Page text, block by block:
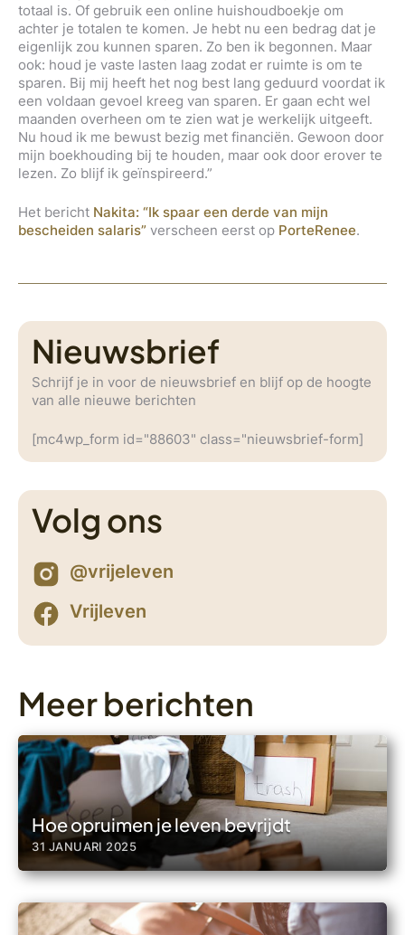
totaal is. Of gebruik een online huishoudboekje om
achter je totalen te komen. Je hebt nu een bedrag dat je
eigenlijk zou kunnen sparen. Zo ben ik begonnen. Maar
ook: houd je vaste lasten laag zodat er ruimte is om te
sparen. Bij mij heeft het nog best lang geduurd voordat ik
een voldaan gevoel kreeg van sparen. Er gaan echt wel
maanden overheen om te zien wat je werkelijk uitgeeft.
Nu houd ik me bewust bezig met financiën. Gewoon door
mijn boekhouding bij te houden, maar ook door erover te
lezen. Zo blijf ik geïnspireerd.”
Het bericht Nakita: “Ik spaar een derde van mijn
bescheiden salaris” verscheen eerst op PorteRenee.
Nieuwsbrief
Schrijf je in voor de nieuwsbrief en blijf op de hoogte
van alle nieuwe berichten
[mc4wp_form id="88603" class="nieuwsbrief-form]
Volg ons
@vrijeleven
Vrijleven
Meer berichten
Hoe opruimen je leven bevrijdt
31 JANUARI 2025